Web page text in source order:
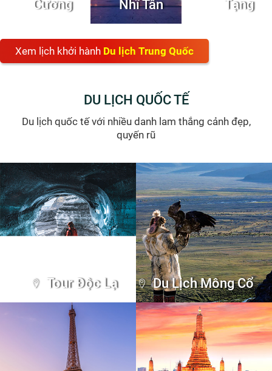
TOUR TRONG NƯỚC
Du lịch Nha
Trang
Du lịch Côn Đảo
Du lịch Phú Quốc Du lịch Quy Nhơn